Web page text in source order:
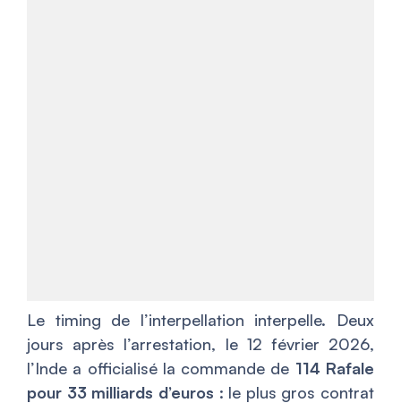
Le timing de l’interpellation interpelle. Deux
jours après l’arrestation, le 12 février 2026,
l’Inde a officialisé la commande de 114 Rafale
pour 33 milliards d’euros : le plus gros contrat